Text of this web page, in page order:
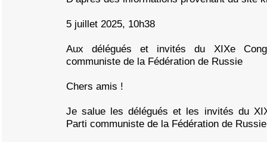
5 juillet 2025, 10h38
Aux délégués et invités du XIXe
communiste de la Fédération de Russie
Chers amis !
Je salue les délégués et les invités du
Parti communiste de la Fédération de